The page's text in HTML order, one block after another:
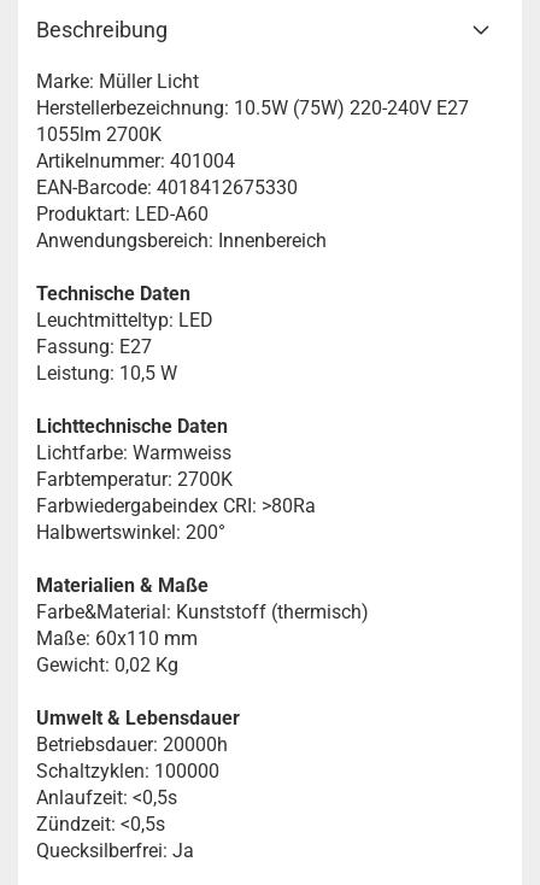
Beschreibung
Marke: Müller Licht
Herstellerbezeichnung: 10.5W (75W) 220-240V E27
1055lm 2700K
Artikelnummer: 401004
EAN-Barcode: 4018412675330
Produktart: LED-A60
Anwendungsbereich: Innenbereich
Technische Daten
Leuchtmitteltyp: LED
Fassung: E27
Leistung: 10,5 W
Lichttechnische Daten
Lichtfarbe: Warmweiss
Farbtemperatur: 2700K
Farbwiedergabeindex CRI: >80Ra
Halbwertswinkel: 200°
Materialien & Maße
Farbe&Material: Kunststoff (thermisch)
Maße: 60x110 mm
Gewicht: 0,02 Kg
Umwelt & Lebensdauer
Betriebsdauer: 20000h
Schaltzyklen: 100000
Anlaufzeit: <0,5s
Zündzeit: <0,5s
Quecksilberfrei: Ja